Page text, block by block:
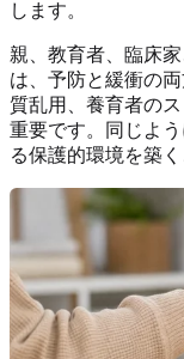
します。
親、教育者、臨床
は、予防と緩衝の
質乱用、養育者の
重要です。同じよ
る保護的環境を築く